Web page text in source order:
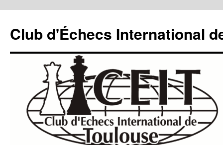
contenu
Club d'Échecs International